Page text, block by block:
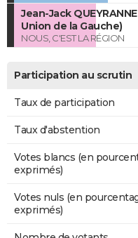
Jean-Jack
Union de la Gauche)
NOUS, C'EST LA RÉGION
Participation au scrutin
Taux de participation
Taux d'abstention
Votes blancs (en
exprimés)
Votes nuls (en
exprimés)